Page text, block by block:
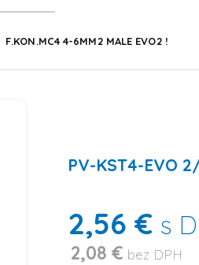
F.KON.MC4 4-6MM2 MALE EVO2 !
PV-KST4-EVO
2,56 € s
2,08 € bez DPH